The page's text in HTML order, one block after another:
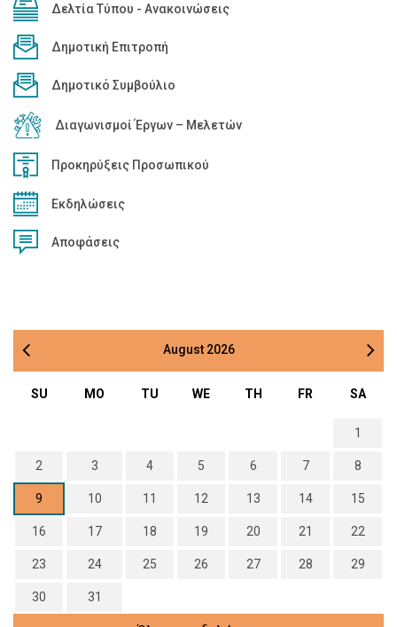
Δελτία Τύπου - Ανακοινώσεις
Δημοτική Επιτροπή
Δημοτικό Συμβούλιο
Διαγωνισμοί Έργων – Μελετών
Προκηρύξεις Προσωπικού
Εκδηλώσεις
Αποφάσεις
August 2026
SU MO TU WE TH FR SA
1
2 3 4 5 6 7 8
9 10 11 12 13 14 15
16 17 18 19 20 21 22
23 24 25 26 27 28 29
30 31